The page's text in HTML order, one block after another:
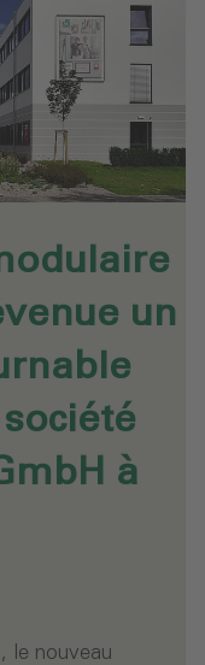
un
à
le nouveau